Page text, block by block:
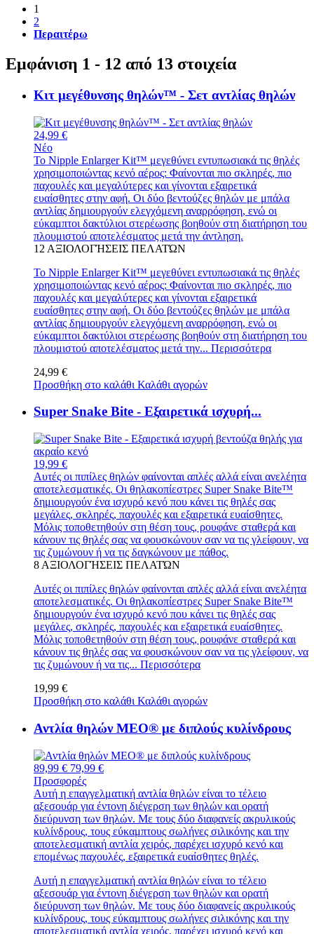
1
2
Περαιτέρω
Εμφάνιση 1 - 12 από 13 στοιχεία
Κιτ μεγέθυνσης θηλών™ - Σετ αντλίας θηλών
24,99 €
Νέο
Το Nipple Enlarger Kit™ μεγεθύνει εντυπωσιακά τις θηλές
χρησιμοποιώντας κενό αέρος: Φαίνονται πιο σκληρές, πιο
παχουλές και μεγαλύτερες και γίνονται εξαιρετικά
ευαίσθητες στην αφή. Οι δύο βεντούζες θηλών με μπάλα
αντλίας δημιουργούν ελεγχόμενη αναρρόφηση, ενώ οι
εύκαμπτοι δακτύλιοι στερέωσης βοηθούν στη διατήρηση του
πλουμιστού αποτελέσματος μετά την άντληση.
12 ΑΞΙΟΛΟΓΉΣΕΙΣ ΠΕΛΑΤΏΝ
Το Nipple Enlarger Kit™ μεγεθύνει εντυπωσιακά τις θηλές
χρησιμοποιώντας κενό αέρος: Φαίνονται πιο σκληρές, πιο
παχουλές και μεγαλύτερες και γίνονται εξαιρετικά
ευαίσθητες στην αφή. Οι δύο βεντούζες θηλών με μπάλα
αντλίας δημιουργούν ελεγχόμενη αναρρόφηση, ενώ οι
εύκαμπτοι δακτύλιοι στερέωσης βοηθούν στη διατήρηση του
πλουμιστού αποτελέσματος μετά την... Περισσότερα
24,99 €
Προσθήκη στο καλάθι Καλάθι αγορών
Super Snake Bite - Εξαιρετικά ισχυρή...
19,99 €
Αυτές οι πιπίλες θηλών φαίνονται απλές αλλά είναι ανελέητα
αποτελεσματικές. Οι θηλακοπίεστρες Super Snake Bite™
δημιουργούν ένα ισχυρό κενό που κάνει τις θηλές σας
μεγάλες, σκληρές, παχουλές και εξαιρετικά ευαίσθητες.
Μόλις τοποθετηθούν στη θέση τους, ρουφάνε σταθερά και
κάνουν τις θηλές σας να φουσκώνουν σαν να τις γλείφουν, να
τις ζυμώνουν ή να τις δαγκώνουν με πάθος.
8 ΑΞΙΟΛΟΓΉΣΕΙΣ ΠΕΛΑΤΏΝ
Αυτές οι πιπίλες θηλών φαίνονται απλές αλλά είναι ανελέητα
αποτελεσματικές. Οι θηλακοπίεστρες Super Snake Bite™
δημιουργούν ένα ισχυρό κενό που κάνει τις θηλές σας
μεγάλες, σκληρές, παχουλές και εξαιρετικά ευαίσθητες.
Μόλις τοποθετηθούν στη θέση τους, ρουφάνε σταθερά και
κάνουν τις θηλές σας να φουσκώνουν σαν να τις γλείφουν, να
τις ζυμώνουν ή να τις... Περισσότερα
19,99 €
Προσθήκη στο καλάθι Καλάθι αγορών
Αντλία θηλών MEO® με διπλούς κυλίνδρους
89,99 € 79,99 €
Προσφορές
Αυτή η επαγγελματική αντλία θηλών είναι το τέλειο
αξεσουάρ για έντονη διέγερση των θηλών και ορατή
διεύρυνση των θηλών. Με τους δύο διαφανείς ακρυλικούς
κυλίνδρους, τους εύκαμπτους σωλήνες σιλικόνης και την
αποτελεσματική αντλία χειρός, παρέχει ισχυρό κενό και
επομένως παχουλές, εξαιρετικά ευαίσθητες θηλές.
Αυτή η επαγγελματική αντλία θηλών είναι το τέλειο
αξεσουάρ για έντονη διέγερση των θηλών και ορατή
διεύρυνση των θηλών. Με τους δύο διαφανείς ακρυλικούς
κυλίνδρους, τους εύκαμπτους σωλήνες σιλικόνης και την
αποτελεσματική αντλία χειρός, παρέχει ισχυρό κενό και